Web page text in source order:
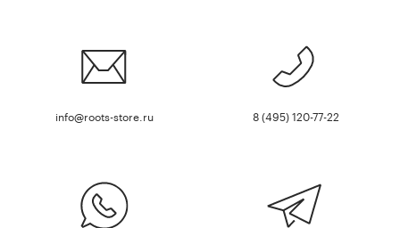
info@roots-store.ru 8 (495) 120-77-22